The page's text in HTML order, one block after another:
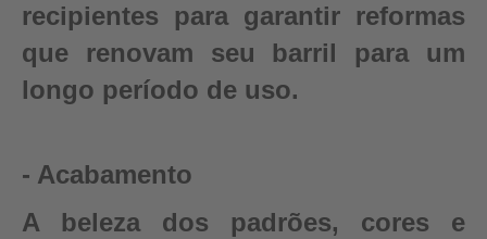
recipientes para garantir reformas
que renovam seu barril para um
longo período de uso.
- Acabamento
A beleza dos padrões, cores e